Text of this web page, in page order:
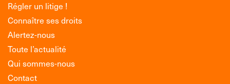
Régler un litige !
Connaître ses droits
Alertez-nous
Toute l’actualité
Qui sommes-nous
Contact